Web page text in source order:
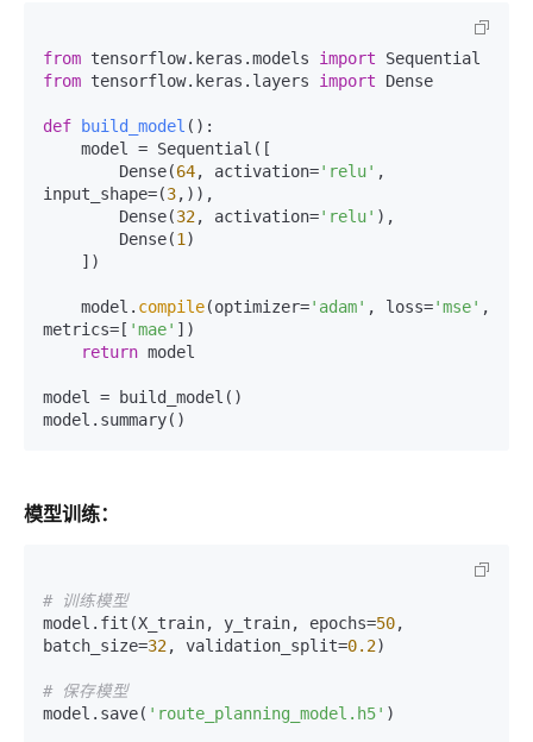
from tensorflow.keras.models import
from tensorflow.keras.layers import Dense
def build_model ():
        Dense(
64, activation='relu' ,
input_shape=(3,)),
        Dense(
32, activation='relu' ),
        Dense(
1 )
    model.
compile(optimizer='adam' , loss='mse' ,
metrics=[ 'mae' ])
return model
model = build_model()
模型训练：
# 训练模型
model.fit(X_train, y_train, epochs=50,
batch_size=32, validation_split=0.2)
# 保存模型
model.save( 'route_planning_model.h5'